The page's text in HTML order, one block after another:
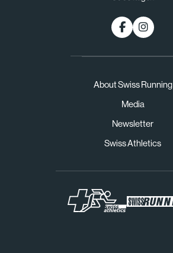
About Swiss Running
Media
Newsletter
Swiss Athletics